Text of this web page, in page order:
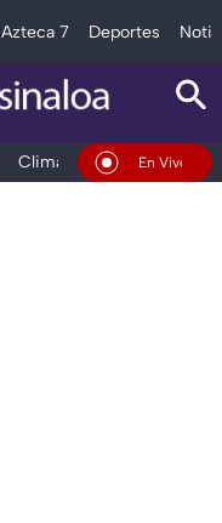
Azteca 7 Deportes
Clima Deportes
En Vivo